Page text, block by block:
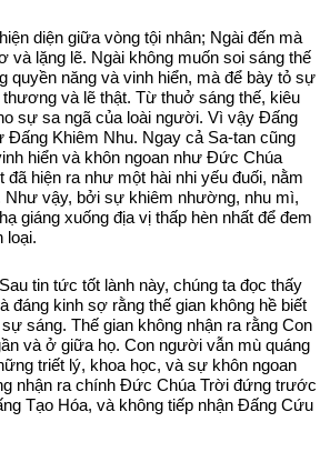
diện giữa vòng tội nhân; Ngài đến mà
và lặng lẽ. Ngài không muốn soi sáng thế
quyền năng và vinh hiển, mà để bày tỏ sự
và lẽ thật. Từ thuở sáng thế, kiêu
sự sa ngã của loài người. Vì vậy Đấng
Đấng Khiêm Nhu. Ngay cả Sa-tan cũng
hiển và khôn ngoan như Đức Chúa
hiện ra như một hài nhi yếu đuối, nằm
Như vậy, bởi sự khiêm nhường, nhu mì,
giáng xuống địa vị thấp hèn nhất để đem
loại.
tin tức tốt lành này, chúng ta đọc thấy
đáng kinh sợ rằng thế gian không hề biết
sáng. Thế gian không nhận ra rằng Con
và ở giữa họ. Con người vẫn mù quáng
triết lý, khoa học, và sự khôn ngoan
nhận ra chính Đức Chúa Trời đứng trước
Tạo Hóa, và không tiếp nhận Đấng Cứu